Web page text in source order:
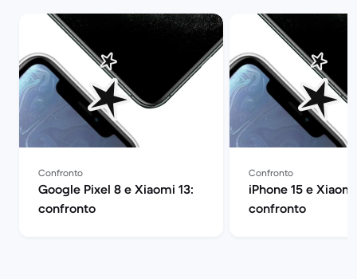
Confronto
Google Pixel 8 e Xiaomi 13:
confronto
Confronto
iPhone 15 e
confronto